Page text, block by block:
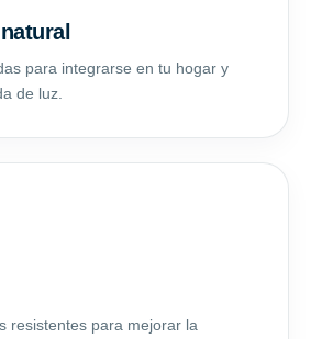
para integrarse en tu hogar y
de luz.
resistentes para mejorar la